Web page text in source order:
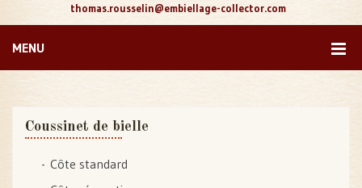
thomas.rousselin@embiellage-collector.com
MENU
Coussinet de bielle
Côte standard